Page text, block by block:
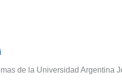
de la Universidad Argentina